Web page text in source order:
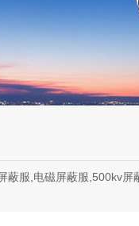
屏蔽服,500kv屏蔽服,等电位作业屏蔽服,带电